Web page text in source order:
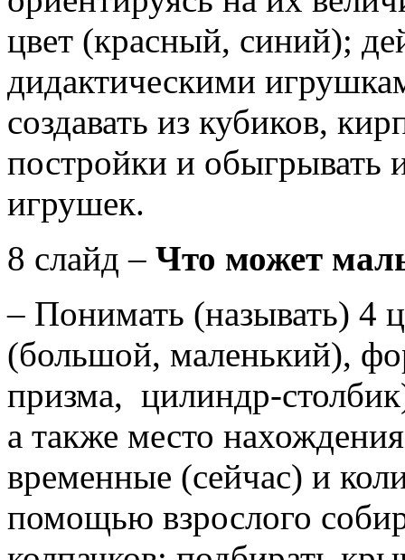
цвет (красный, синий);
дидактическими
создавать из кубиков,
постройки и обыгрывать
игрушек.
8 слайд – Что может
– Понимать (называть) 4
(большой, маленький),
призма, цилиндр-
а также место
временные (сейчас) и
помощью взрослого